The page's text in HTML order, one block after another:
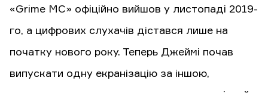
«Grime MC» офіційно вийшов у листопаді 2019-
го, а цифрових слухачів дістався лише на
початку нового року. Теперь Джеймі почав
випускати одну екранізацію за іншою,